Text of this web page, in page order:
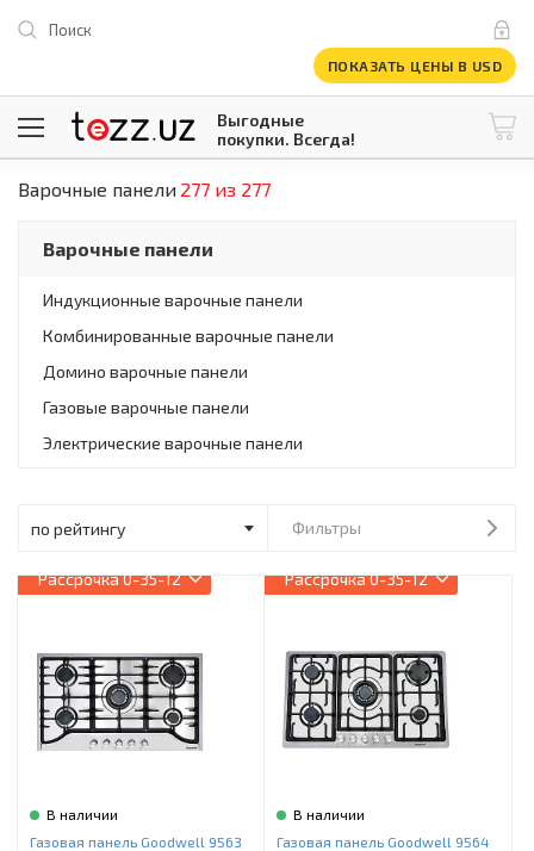
Поиск
ПОКАЗАТЬ ЦЕНЫ В USD
Выгодные
покупки. Всегда!
1 USD = 12 296.16 сум \
Все категории
Компьютеры и оргтехника
Телевизоры
Климатическая техника
Встраиваемая техника
Инструменты и техника
Товары для дома
Пылесосы
Фильтры для воды
Климатическая техника
Встраиваемая техника
Крупнобытовая техника
Варочные панели 277 из 277
Варочные панели
Индукционные варочные панели
Комбинированные варочные панели
Домино варочные панели
Газовые варочные панели
Электрические варочные панели
Фильтры
Рассрочка0-35-12
В наличии
Газовая панель Goodwell 9563
Рассрочка0-35-12
В наличии
Газовая панель Goodwell 9564